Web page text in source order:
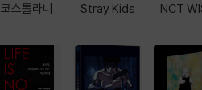
코스톨라니 Stray Kids NCT